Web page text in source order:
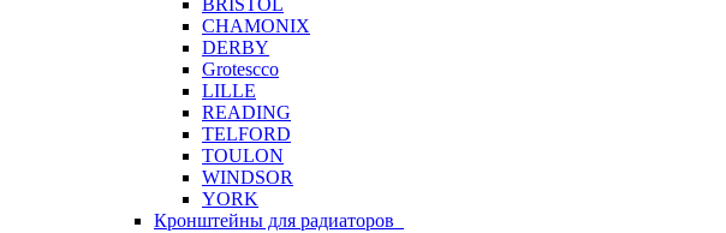
BRISTOL
CHAMONIX
DERBY
Grotescco
LILLE
READING
TELFORD
TOULON
WINDSOR
YORK
Кронштейны для радиаторов